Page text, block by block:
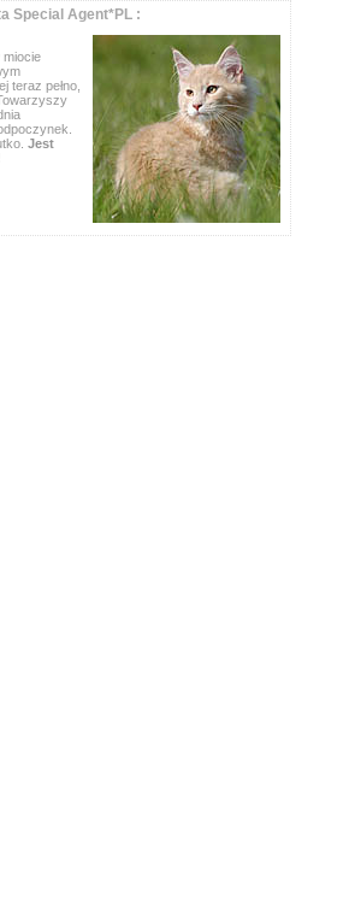
Special Agent*PL :
miocie
teraz pełno,
Jest